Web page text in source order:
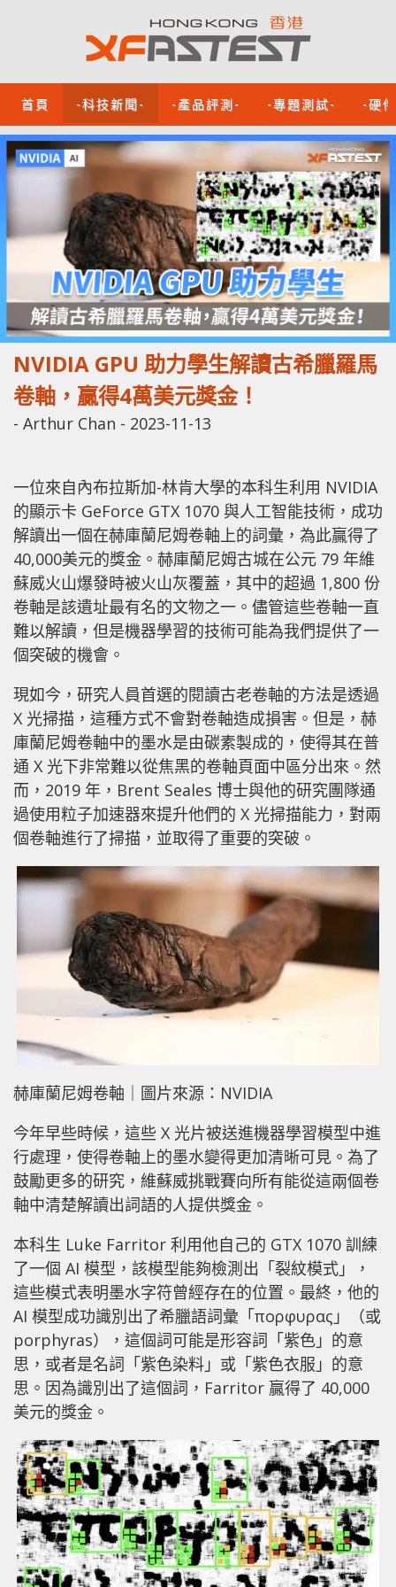
首頁 -科技新聞- -產品評測- -專題測試- -硬
NVIDIA GPU 助力學生解讀古希臘羅馬
卷軸，贏得4萬美元獎金！
- Arthur Chan - 2023-11-13
一位來自內布拉斯加-林肯大學的本科生利用 NVIDIA
的顯示卡 GeForce GTX 1070 與人工智能技術，成功
解讀出一個在赫庫蘭尼姆卷軸上的詞彙，為此贏得了
40,000美元的獎金。赫庫蘭尼姆古城在公元 79 年維
蘇威火山爆發時被火山灰覆蓋，其中的超過 1,800 份
卷軸是該遺址最有名的文物之一。儘管這些卷軸一直
難以解讀，但是機器學習的技術可能為我們提供了一
個突破的機會。
現如今，研究人員首選的閱讀古老卷軸的方法是透過
X 光掃描，這種方式不會對卷軸造成損害。但是，赫
庫蘭尼姆卷軸中的墨水是由碳素製成的，使得其在普
通 X 光下非常難以從焦黑的卷軸頁面中區分出來。然
而，2019 年，Brent Seales 博士與他的研究團隊通
過使用粒子加速器來提升他們的 X 光掃描能力，對兩
個卷軸進行了掃描，並取得了重要的突破。
赫庫蘭尼姆卷軸｜圖片來源：NVIDIA
今年早些時候，這些 X 光片被送進機器學習模型中進
行處理，使得卷軸上的墨水變得更加清晰可見。為了
鼓勵更多的研究，維蘇威挑戰賽向所有能從這兩個卷
軸中清楚解讀出詞語的人提供獎金。
本科生 Luke Farritor 利用他自己的 GTX 1070 訓練
了一個 AI 模型，該模型能夠檢測出「裂紋模式」，
這些模式表明墨水字符曾經存在的位置。最終，他的
AI 模型成功識別出了希臘語詞彙「πορφυρας」（或
porphyras），這個詞可能是形容詞「紫色」的意
思，或者是名詞「紫色染料」或「紫色衣服」的意
思。因為識別出了這個詞，Farritor 贏得了 40,000
美元的獎金。